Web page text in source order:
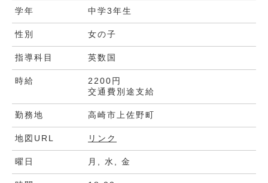
学年 中学3年生
性別 女の子
指導科目 英数国
時給
2200円
交通費別途支給
勤務地 高崎市上佐野町
地図URL リンク
曜日 月, 水, 金